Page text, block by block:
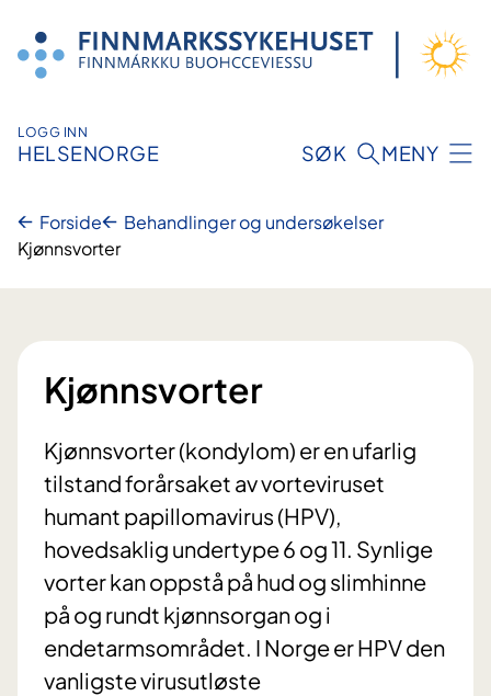
innhold
LOGG INN
HELSENORGE SØK MENY
Forside
Behandlinger og undersøkelser
Kjønnsvorter
Kjønnsvorter
Kjønnsvorter (kondylom) er en ufarlig
tilstand forårsaket av vorteviruset
humant papillomavirus (HPV),
hovedsaklig undertype 6 og 11. Synlige
vorter kan oppstå på hud og slimhinne
på og rundt kjønnsorgan og i
endetarmsområdet. I Norge er HPV den
vanligste virusutløste